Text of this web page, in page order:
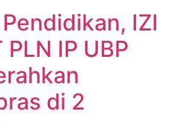
IZI
IP UBP
di 2